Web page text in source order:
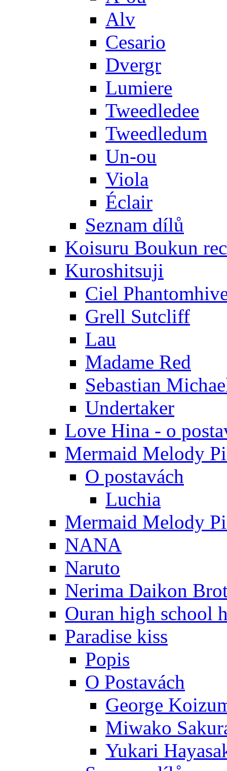
Alv
Cesario
Dvergr
Lumiere
Tweedledee
Tweedledum
Un-ou
Viola
Éclair
Seznam dílů
Koisuru Boukun
Kuroshitsuji
Ciel
Grell Sutcliff
Lau
Madame Red
Sebastian
Undertaker
Love Hina - o
Mermaid Melody
O postavách
Luchia
Mermaid Melody
NANA
Naruto
Nerima Daikon
Ouran high school
Paradise kiss
Popis
O Postavách
George
Miwako
Yukari